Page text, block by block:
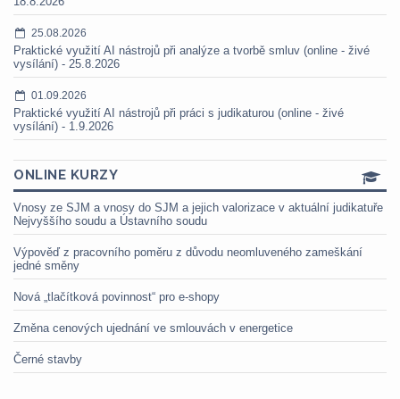
25.08.2026
Praktické využití AI nástrojů při analýze a tvorbě smluv (online - živé
vysílání) - 25.8.2026
01.09.2026
Praktické využití AI nástrojů při práci s judikaturou (online - živé
vysílání) - 1.9.2026
ONLINE KURZY
Vnosy ze SJM a vnosy do SJM a jejich valorizace v aktuální judikatuře
Nejvyššího soudu a Ústavního soudu
Výpověď z pracovního poměru z důvodu neomluveného zameškání
jedné směny
Nová „tlačítková povinnost“ pro e-shopy
Změna cenových ujednání ve smlouvách v energetice
Černé stavby